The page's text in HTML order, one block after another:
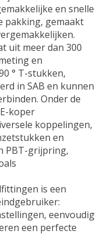
en snelle
pakking, gemaakt
uit meer dan 300
en
° T-stukken,
in SAB en kunnen
Onder de
koper
koppelingen,
en
PBT-grijpring,
is een
eenvoudig
een perfecte